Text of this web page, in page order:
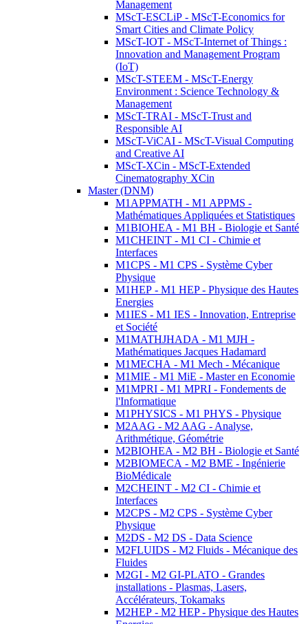
Management
MScT-ESCLiP - MScT-Economics for
Smart Cities and Climate Policy
MScT-IOT - MScT-Internet of Things :
Innovation and Management Program
(IoT)
MScT-STEEM - MScT-Energy
Environment : Science Technology &
Management
MScT-TRAI - MScT-Trust and
Responsible AI
MScT-ViCAI - MScT-Visual Computing
and Creative AI
MScT-XCin - MScT-Extended
Cinematography XCin
Master (DNM)
M1APPMATH - M1 APPMS -
Mathématiques Appliquées et Statistiques
M1BIOHEA - M1 BH - Biologie et Santé
M1CHEINT - M1 CI - Chimie et
Interfaces
M1CPS - M1 CPS - Système Cyber
Physique
M1HEP - M1 HEP - Physique des Hautes
Energies
M1IES - M1 IES - Innovation, Entreprise
et Société
M1MATHJHADA - M1 MJH -
Mathématiques Jacques Hadamard
M1MECHA - M1 Mech - Mécanique
M1MIE - M1 MiE - Master en Economie
M1MPRI - M1 MPRI - Fondements de
l'Informatique
M1PHYSICS - M1 PHYS - Physique
M2AAG - M2 AAG - Analyse,
Arithmétique, Géométrie
M2BIOHEA - M2 BH - Biologie et Santé
M2BIOMECA - M2 BME - Ingénierie
BioMédicale
M2CHEINT - M2 CI - Chimie et
Interfaces
M2CPS - M2 CPS - Système Cyber
Physique
M2DS - M2 DS - Data Science
M2FLUIDS - M2 Fluids - Mécanique des
Fluides
M2GI - M2 GI-PLATO - Grandes
installations - Plasmas, Lasers,
Accélérateurs, Tokamaks
M2HEP - M2 HEP - Physique des Hautes